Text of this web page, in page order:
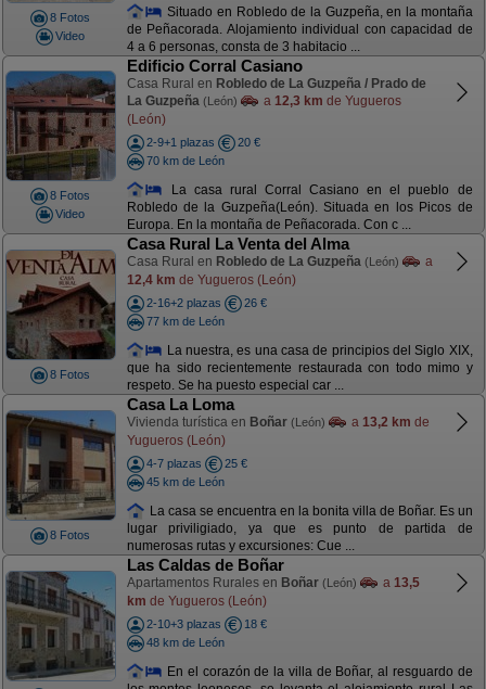
8 Fotos
Video
Situado en Robledo de la Guzpeña, en la montaña
de Peñacorada. Alojamiento individual con capacidad de
4 a 6 personas, consta de 3 habitacio ...
8 Fotos
Video
Edificio Corral Casiano
Casa Rural en Robledo de La Guzpeña / Prado de
La Guzpeña (León) a 12,3 km de Yugueros
(León)
2-9+1 plazas
20 €
70 km de León
La casa rural Corral Casiano en el pueblo de
Robledo de la Guzpeña(León). Situada en los Picos de
Europa. En la montaña de Peñacorada. Con c ...
8 Fotos
Casa Rural La Venta del Alma
Casa Rural en Robledo de La Guzpeña (León)
a
12,4 km de Yugueros (León)
2-16+2 plazas
26 €
77 km de León
La nuestra, es una casa de principios del Siglo XIX,
que ha sido recientemente restaurada con todo mimo y
respeto. Se ha puesto especial car ...
8 Fotos
Casa La Loma
Vivienda turística en Boñar (León) a 13,2 km de
Yugueros (León)
4-7 plazas
25 €
45 km de León
La casa se encuentra en la bonita villa de Boñar. Es un
lugar priviligiado, ya que es punto de partida de
numerosas rutas y excursiones: Cue ...
Las Caldas de Boñar
Apartamentos Rurales en Boñar (León) a 13,5
km de Yugueros (León)
2-10+3 plazas
18 €
48 km de León
En el corazón de la villa de Boñar, al resguardo de